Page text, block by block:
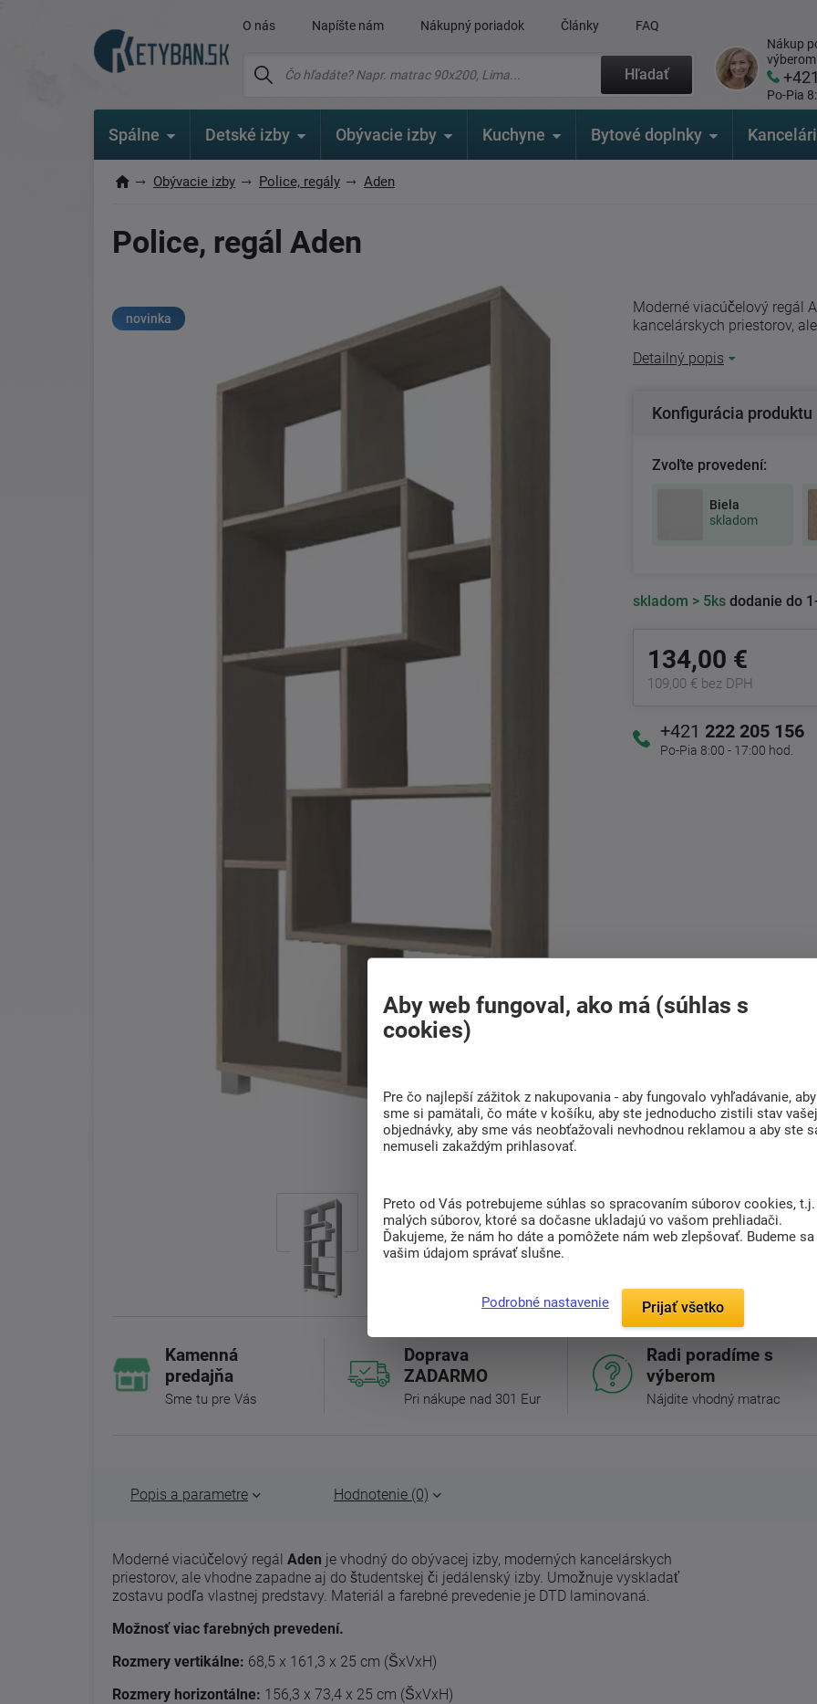
O nás Napíšte nám Nákupný poriadok Články FAQ
Hľadať
Nákup
výberom
Po-Pia
Spálne Detské izby Obývacie izby Kuchyne Bytové doplnky
Obývacie izby Police, regály Aden
Police, regál Aden
novinka
Moderné viacúčelový regál
kancelárskych priestorov,
Detailný popis
Konfigurácia produktu
Zvoľte provedení:
Biela
skladom
skladom > 5ksdodanie do
134,00 €
109,00 € bez DPH
+421 222 205 156
Po-Pia 8:00 - 17:00 hod.
Kamenná
predajňa
Sme tu pre Vás
Doprava
ZADARMO
Pri nákupe nad 301 Eur
Radi poradíme s
výberom
Nájdite vhodný matrac
Popis a parametre Hodnotenie (0)
Moderné viacúčelový regál Aden je vhodný do obývacej izby, moderných kancelárskych
priestorov, ale vhodne zapadne aj do študentskej či jedálenský izby. Umožnuje vyskladať
zostavu podľa vlastnej predstavy. Materiál a farebné prevedenie je DTD laminovaná.
Možnosť viac farebných prevedení.
Rozmery vertikálne: 68,5 x 161,3 x 25 cm (ŠxVxH)
Rozmery horizontálne: 156,3 x 73,4 x 25 cm (ŠxVxH)
Aby web fungoval, ako má (súhlas s
cookies)
Pre čo najlepší zážitok z nakupovania - aby fungovalo vyhľadávanie, aby
sme si pamätali, čo máte v košíku, aby ste jednoducho zistili stav
objednávky, aby sme vás neobťažovali nevhodnou reklamou a aby ste
nemuseli zakaždým prihlasovať.
Preto od Vás potrebujeme súhlas so spracovaním súborov cookies, t.j.
malých súborov, ktoré sa dočasne ukladajú vo vašom prehliadači.
Ďakujeme, že nám ho dáte a pomôžete nám web zlepšovať. Budeme
vašim údajom správať slušne.
Podrobné nastavenie Prijať všetko